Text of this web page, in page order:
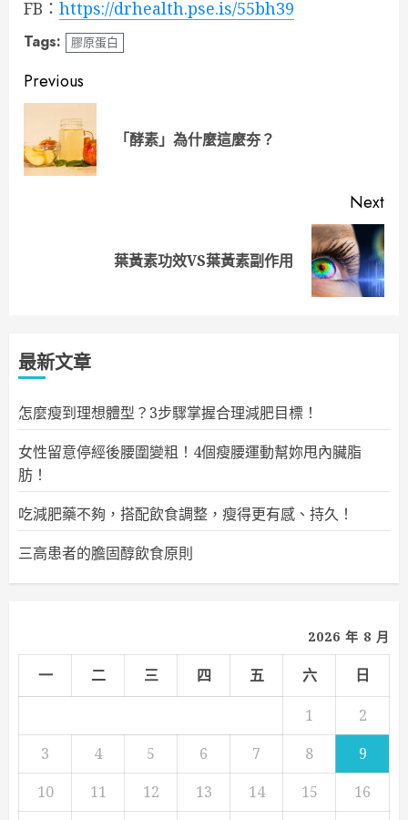
FB： https://drhealth.pse.is/55bh39
Tags: 膠原蛋白
Continue
Reading
Previous
「酵素」為什麼這麼夯？
Next
葉黃素功效VS葉黃素副作用
最新文章
怎麼瘦到理想體型？3步驟掌握合理減肥目標！
女性留意停經後腰圍變粗！4個瘦腰運動幫妳甩內臟脂
肪！
吃減肥藥不夠，搭配飲食調整，瘦得更有感、持久！
三高患者的膽固醇飲食原則
2026 年 8 月
一 二 三 四 五 六
日
1
2
3
4 5 6 7 8
9
10
11 12 13 14 15 16